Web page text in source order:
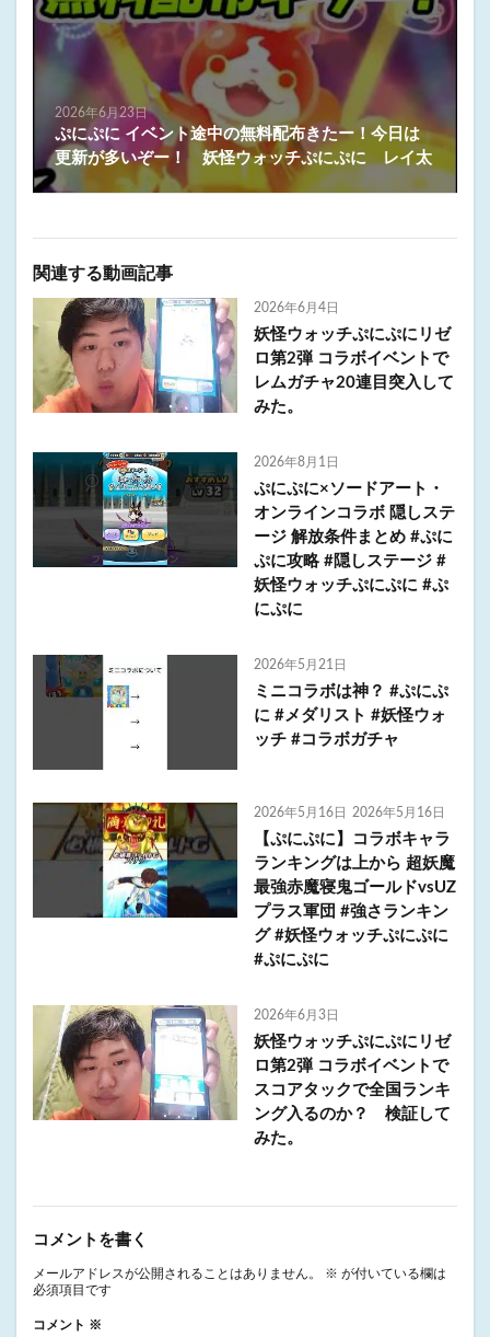
2026年6月23日
ぷにぷに イベント途中の無料配布きたー！今日は
更新が多いぞー！ 妖怪ウォッチぷにぷに レイ太
関連する動画記事
2026年6月4日
妖怪ウォッチぷにぷにリゼ
ロ第2弾 コラボイベントで
レムガチャ20連目突入して
みた。
2026年8月1日
ぷにぷに×ソードアート・
オンラインコラボ 隠しステ
ージ 解放条件まとめ #ぷに
ぷに攻略 #隠しステージ #
妖怪ウォッチぷにぷに #ぷ
にぷに
2026年5月21日
ミニコラボは神？ #ぷにぷ
に #メダリスト #妖怪ウォ
ッチ #コラボガチャ
2026年5月16日 2026年5月16日
【ぷにぷに】コラボキャラ
ランキングは上から 超妖魔
最強赤魔寝鬼ゴールドvsUZ
プラス軍団 #強さランキン
グ #妖怪ウォッチぷにぷに
#ぷにぷに
2026年6月3日
妖怪ウォッチぷにぷにリゼ
ロ第2弾 コラボイベントで
スコアタックで全国ランキ
ング入るのか？ 検証して
みた。
コメントを書く
メールアドレスが公開されることはありません。 ※ が付いている欄は
必須項目です
コメント ※